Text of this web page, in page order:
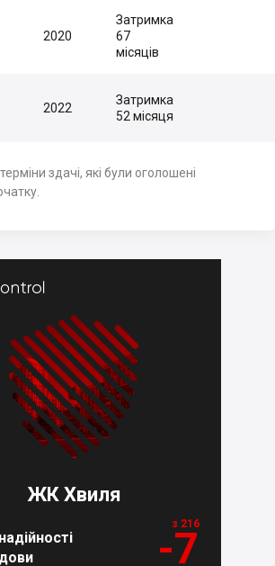
2020
Затримка
67
місяців
2022
Затримка
52 місяця
здачі, які були оголошені
ЖК Хвиля
з 216
-7